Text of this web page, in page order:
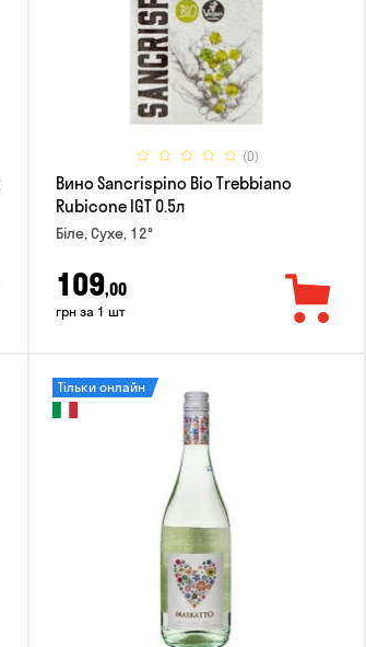
(0)
Вино Sancrispino Bio Trebbiano
Rubicone IGT 0.5л
Біле, Сухе, 12°
109,00
грн за 1 шт
Тільки онлайн